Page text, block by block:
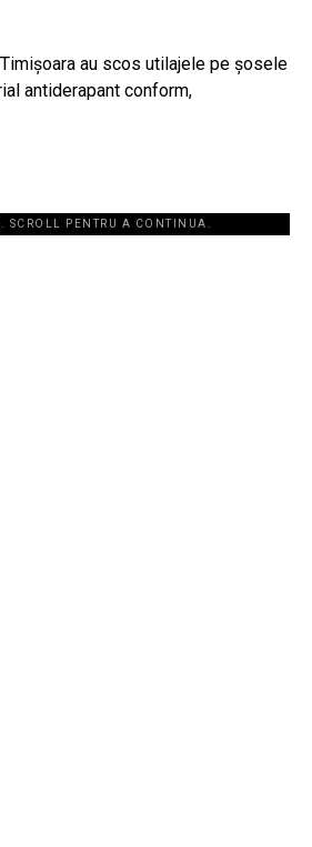
au scos utilajele pe șosele
antiderapant conform,
SCROLL PENTRU A CONTINUA.